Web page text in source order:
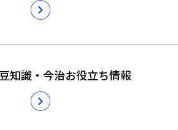
知識・今治お役立ち情報